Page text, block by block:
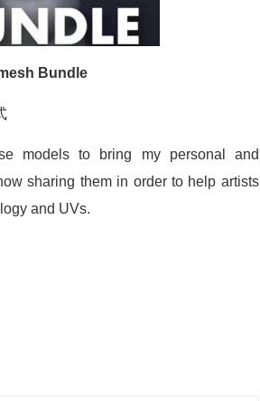
Bundle
models to bring my personal and
sharing them in order to help artists
and UVs.